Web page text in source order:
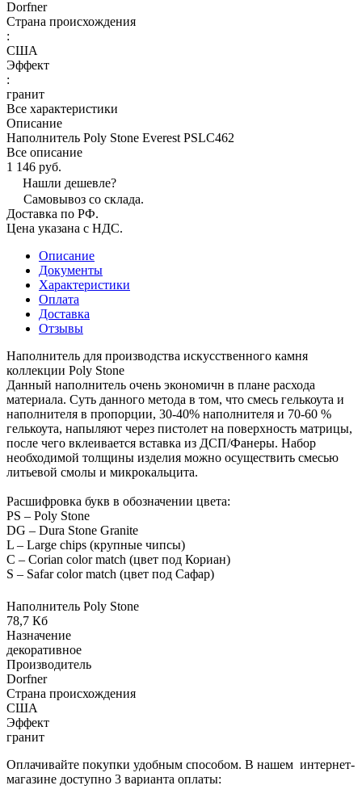
Dorfner
Страна происхождения
:
США
Эффект
:
гранит
Все характеристики
Описание
Наполнитель Poly Stone Everest PSLC462
Все описание
1 146 руб.
Нашли дешевле?
Самовывоз со склада.
Доставка по РФ.
Цена указана с НДС.
Описание
Документы
Характеристики
Оплата
Доставка
Отзывы
Наполнитель для производства искусственного камня
коллекции Poly Stone
Данный наполнитель очень экономичн в плане расхода
материала. Суть данного метода в том, что смесь гелькоута и
наполнителя в пропорции, 30-40% наполнителя и 70-60 %
гелькоута, напыляют через пистолет на поверхность матрицы,
после чего вклеивается вставка из ДСП/Фанеры. Набор
необходимой толщины изделия можно осуществить смесью
литьевой смолы и микрокальцита.
Расшифровка букв в обозначении цвета:
PS – Poly Stone
DG – Dura Stone Granite
L – Large chips (крупные чипсы)
C – Corian color match (цвет под Кориан)
S – Safar color match (цвет под Сафар)
Наполнитель Poly Stone
78,7 Кб
Назначение
декоративное
Производитель
Dorfner
Страна происхождения
США
Эффект
гранит
Оплачивайте покупки удобным способом. В нашем интернет-
магазине доступно 3 варианта оплаты: